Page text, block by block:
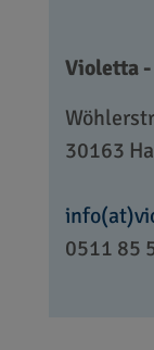
Violetta
30163
0511 85